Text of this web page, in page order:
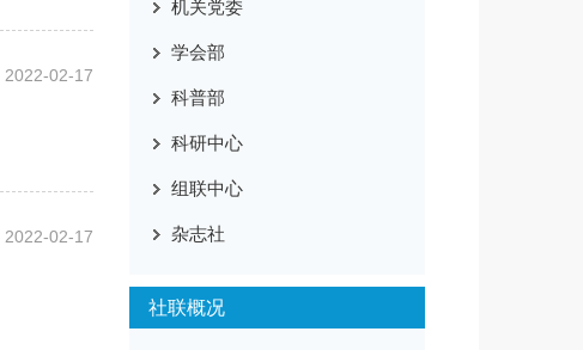
2022-02-17
2022-02-17
机关党委
学会部
科普部
科研中心
组联中心
杂志社
社联概况